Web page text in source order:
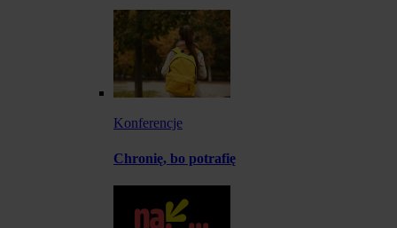
Konferencje
Chronię, bo potrafię